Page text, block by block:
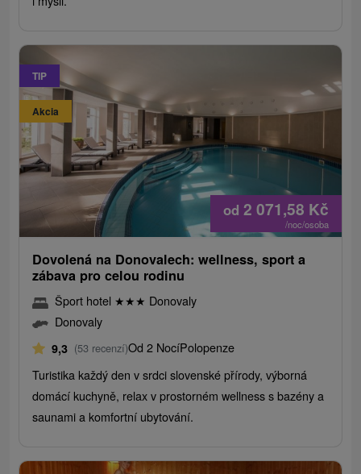
TIP
Akcia
od 2 071,58 Kč
/noc/osoba
Dovolená na Donovalech: wellness, sport a
zábava pro celou rodinu
Šport hotel ★★★ Donovaly
Donovaly
9,3 (53 recenzí)Od 2 NocíPolopenze
Turistika každý den v srdci slovenské přírody, výborná
domácí kuchyně, relax v prostorném wellness s bazény a
saunami a komfortní ubytování.